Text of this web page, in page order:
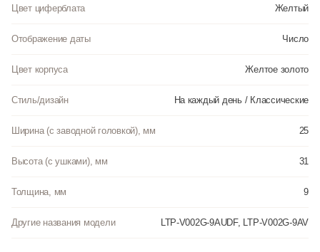
Цвет циферблата Желтый
Отображение даты Число
Цвет корпуса Желтое золото
Стиль/дизайн На каждый день / Классические
Ширина (с заводной головкой), мм 25
Высота (с ушками), мм 31
Толщина, мм 9
Другие названия модели LTP-V002G-9AUDF, LTP-V002G-9AV